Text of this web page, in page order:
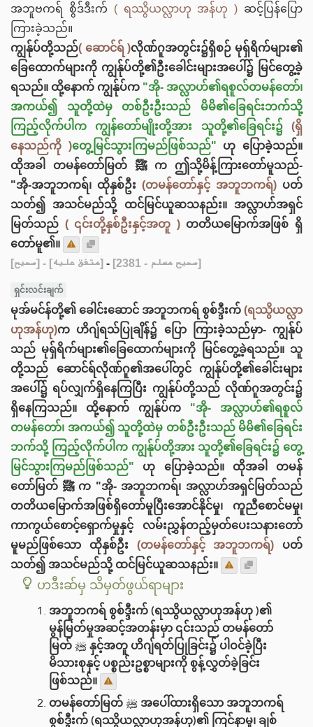
အဘူဗကရ် စွိဒ်ဒီးက် ( ရဿွိယလ္လာဟု အန်ဟု ) ဆင့်ပြန်ပြော
ကြားခဲ့သည်။
ကျွန်ုပ်တို့သည်( ဆောင်ရ် )လိုဏ်ဂူအတွင်း၌ရှိစဉ် မုရှ်ရိက်များ၏
ခြေထောက်များကို ကျွန်ုပ်တို့၏ဦးခေါင်းများအပေါ်၌ မြင်တွေ့ခဲ့
ရသည်။ ထို့နောက် ကျွန်ုပ်က "အို- အလ္လာဟ်၏ရစူလ်တမန်တော်၊
အကယ်၍ သူတို့ထဲမှ တစ်ဦးဦးသည် မိမိ၏ခြေရင်းဘက်သို့
ကြည့်လိုက်ပါက ကျွန်တော်မျိုးတို့အား သူတို့၏ခြေရင်း၌ (ရှိ
နေသည်ကို )တွေ့မြင်သွားကြမည်ဖြစ်သည်" ဟု ပြောခဲ့သည်။
ထိုအခါ တမန်တော်မြတ် ﷺ က ဤသို့မိန့်ကြားတော်မူသည်-
"အို-အဘူဘကရ်၊ ထိုနှစ်ဦး (တမန်တော်နှင့် အဘူဘကရ်) ပတ်
သတ်၍ အသင်မည်သို့ ထင်မြင်ယူဆသနည်း။ အလ္လာဟ်အရှင်
မြတ်သည် ( ၎င်းတို့နှစ်ဦးနှင့်အတူ )တတိယ‌မြောက်အဖြစ် ရှိ
တော်မူ၏။
[صحيح]
- [متفق عليه] - [صحيح مسلم - 2381]
ရှင်းလင်းချက်
မုအ်မင်န်တို့၏ ခေါင်းဆောင် အဘူဘကရ် စွစ်ဒ္ဒီးက် (ရဿွိယလ္လာ
ဟုအန်ဟု)က ဟိဂျ်ရသ်ပြုချိန်၌ ပြော ကြားခဲ့သည်မှာ- ကျွန်ုပ်
သည် မုရှ်ရိက်များ၏ခြေထောက်များကို မြင်တွေ့ခဲ့ရသည်။ သူ
တို့သည် ဆောင်ရ်လိုဏ်ဂူ၏အပေါ်တွင် ကျွန်ုပ်တို့၏ခေါင်းများ
အပေါ်၌ ရပ်လျှက်ရှိနေကြပြီး ကျွန်ုပ်တို့သည် လိုဏ်ဂူအတွင်း၌
ရှိနေကြသည်။ ထို့နောက် ကျွန်ုပ်က "အို- အလ္လာဟ်၏ရစူလ်
တမန်တော်၊ အကယ်၍ သူတို့ထဲမှ တစ်ဦးဦးသည် မိမိ၏ခြေရင်း
ဘက်သို့ ကြည့်လိုက်ပါက ကျွန်ုပ်တို့အား သူတို့၏ခြေရင်း၌ တွေ့
မြင်သွားကြမည်ဖြစ်သည်" ဟု ပြောခဲ့သည်။ ထိုအခါ တမန်
တော်မြတ် ﷺ က "အို- အဘူဘကရ်၊ အလ္လာဟ်အရှင်မြတ်သည်
တတိယမြောက်အဖြစ်ရှိတော်မူပြီးအောင်နိုင်မှု၊ ကူညီစောင်မမှု၊
ကာကွယ်စောင့်ရှောက်မှုနှင့် လမ်းညွှန်တည့်မှတ်ပေးသနားတော်
မူမည်ဖြစ်သော ထိုနှစ်ဦး (တမန်တော်နှင့် အဘူဘကရ်) ပတ်
သတ်၍ အသင်မည်သို့ ထင်မြင်ယူဆသနည်း။
ဟဒီးဆ်မှ သိမှတ်ဖွယ်ရာများ
အဘူဘကရ် စွစ်ဒ္ဒီးက် (ရဿွိယလ္လာဟုအန်ဟု )၏
မွန်မြတ်မှုအဆင့်အတန်းမှာ ၎င်းသည် တမန်တော်
မြတ် ﷺ နှင့်အတူ ဟိဂျ်ရတ်ပြုခြင်း၌ ပါဝင်ခဲ့ပြီး
မိသားစုနှင့် ပစ္စည်းဥစ္စာများကို စွန့်လွှတ်ခဲ့ခြင်း
ဖြစ်သည်။
တမန်တော်မြတ် ﷺ အပေါ်ထားရှိသော အဘူဘကရ်
စွစ်ဒ္ဒီးက် (ရဿွိယလ္လာဟုအန်ဟု)၏ ကြင်နာမှု၊ ချစ်